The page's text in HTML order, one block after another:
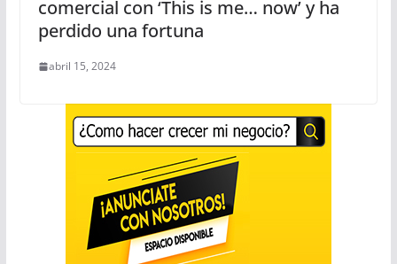
comercial con ‘This is me… now’ y ha
perdido una fortuna
abril 15, 2024